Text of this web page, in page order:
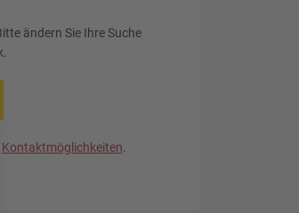
ändern Sie Ihre Suche
Kontaktmöglichkeiten.